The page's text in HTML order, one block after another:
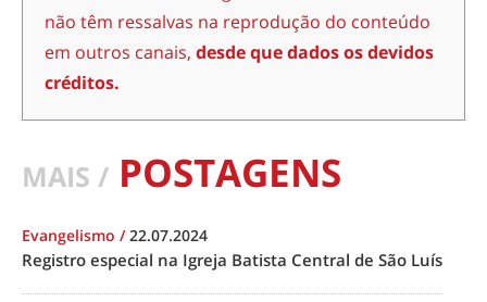
não têm ressalvas na reprodução do conteúdo
em outros canais, desde que dados os devidos
créditos.
MAIS / POSTAGENS
Evangelismo /22.07.2024
Registro especial na Igreja Batista Central de São Luís